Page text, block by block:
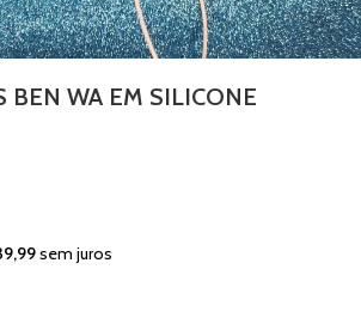
BEN WA EM SILICONE
sem juros